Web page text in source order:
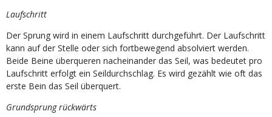
Laufschritt
Der Sprung wird in einem Laufschritt durchgeführt. Der Laufschritt
kann auf der Stelle oder sich fortbewegend absolviert werden.
Beide Beine überqueren nacheinander das Seil, was bedeutet pro
Laufschritt erfolgt ein Seildurchschlag. Es wird gezählt wie oft das
erste Bein das Seil überquert.
Grundsprung rückwärts